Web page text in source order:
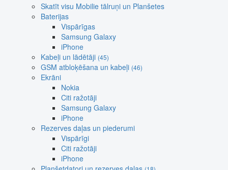
Skatīt visu Mobilie tālruņi un Planšetes
Baterijas
Vispārīgas
Samsung Galaxy
iPhone
Kabeļi un lādētāji (45)
GSM atbloķēšana un kabeļi (46)
Ekrāni
Nokia
Citi ražotāji
Samsung Galaxy
iPhone
Rezerves daļas un piederumi
Vispārīgi
Citi ražotāji
iPhone